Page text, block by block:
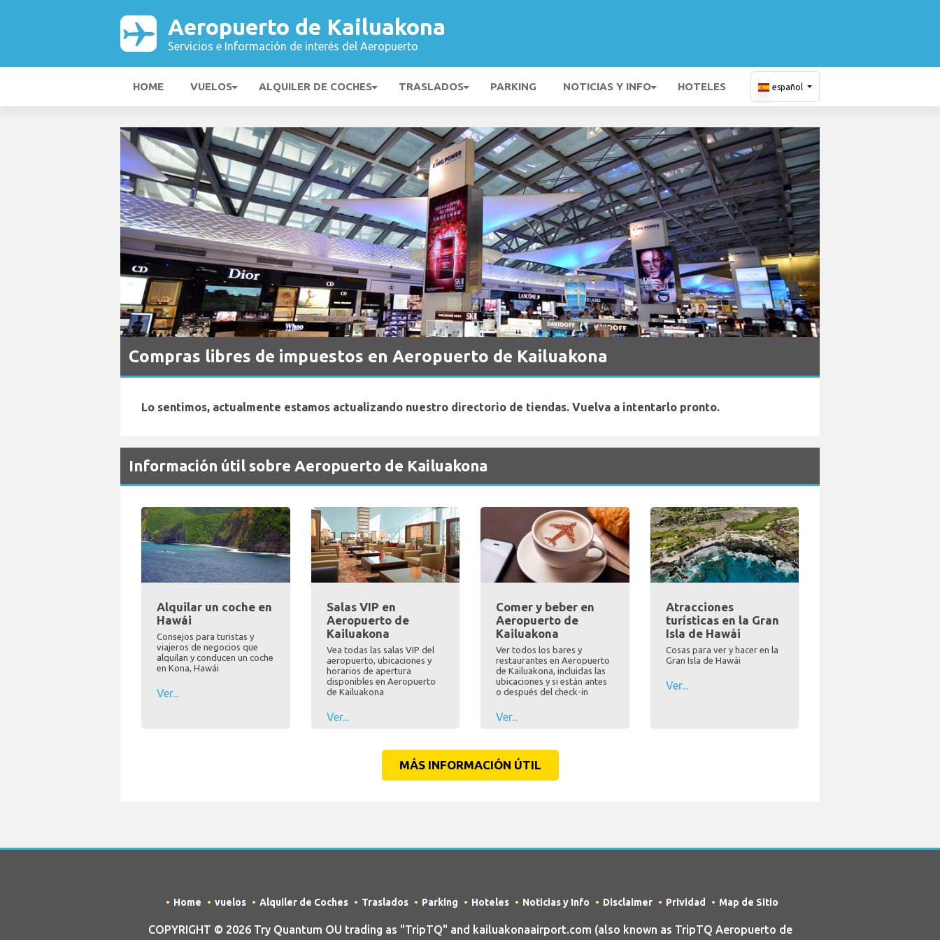
Aeropuerto de Kailuakona
Servicios e Información de interés del Aeropuerto
HOME VUELOS ALQUILER DE COCHES TRASLADOS PARKING NOTICIAS Y INFO HOTELES español
Compras libres de impuestos en Aeropuerto de Kailuakona
Lo sentimos, actualmente estamos actualizando nuestro directorio de tiendas. Vuelva a intentarlo pronto.
Información útil sobre Aeropuerto de Kailuakona
Alquilar un coche en
Hawái
Consejos para turistas y
viajeros de negocios que
alquilan y conducen un coche
en Kona, Hawái
Ver...
Salas VIP en
Aeropuerto de
Kailuakona
Vea todas las salas VIP del
aeropuerto, ubicaciones y
horarios de apertura
disponibles en Aeropuerto
de Kailuakona
Ver...
Comer y beber en
Aeropuerto de
Kailuakona
Ver todos los bares y
restaurantes en Aeropuerto
de Kailuakona, incluidas las
ubicaciones y si están antes
o después del check-in
Ver...
Atracciones
turísticas en la Gran
Isla de Hawái
Cosas para ver y hacer en la
Gran Isla de Hawái
Ver...
MÁS INFORMACIÓN ÚTIL
Home vuelos Alquiler de Coches Traslados Parking Hoteles Noticias y Info Disclaimer Prividad Map de Sitio
COPYRIGHT © 2026 Try Quantum OU trading as "TripTQ" and kailuakonaairport.com (also known as TripTQ Aeropuerto de